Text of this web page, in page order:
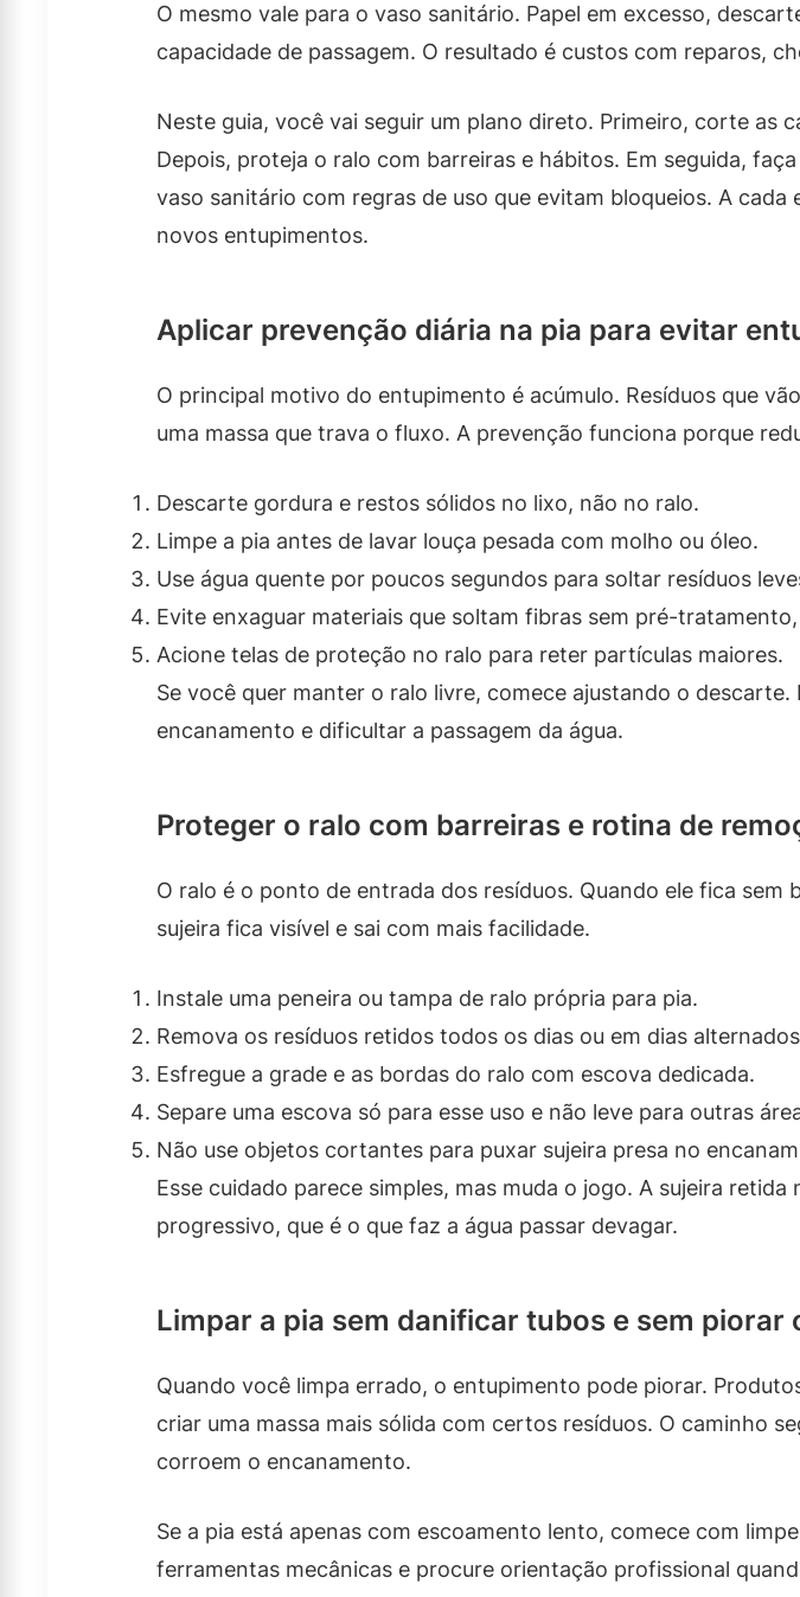
O mesmo vale para o vaso sanitário. Papel em excesso,
capacidade de passagem. O resultado é custos com reparos,
Neste guia, você vai seguir um plano direto. Primeiro, corte as
Depois, proteja o ralo com barreiras e hábitos. Em seguida,
vaso sanitário com regras de uso que evitam bloqueios. A
novos entupimentos.
Aplicar prevenção diária na pia para evitar
O principal motivo do entupimento é acúmulo. Resíduos que
uma massa que trava o fluxo. A prevenção funciona porque
Descarte gordura e restos sólidos no lixo, não no ralo.
Limpe a pia antes de lavar louça pesada com molho ou óleo.
Use água quente por poucos segundos para soltar resíduos
Evite enxaguar materiais que soltam fibras sem pré-
Acione telas de proteção no ralo para reter partículas maiores.
Se você quer manter o ralo livre, comece ajustando o
encanamento e dificultar a passagem da água.
Proteger o ralo com barreiras e rotina de
O ralo é o ponto de entrada dos resíduos. Quando ele fica
sujeira fica visível e sai com mais facilidade.
Instale uma peneira ou tampa de ralo própria para pia.
Remova os resíduos retidos todos os dias ou em dias
Esfregue a grade e as bordas do ralo com escova dedicada.
Separe uma escova só para esse uso e não leve para outras
Não use objetos cortantes para puxar sujeira presa no
Esse cuidado parece simples, mas muda o jogo. A sujeira
progressivo, que é o que faz a água passar devagar.
Limpar a pia sem danificar tubos e sem piorar
Quando você limpa errado, o entupimento pode piorar.
criar uma massa mais sólida com certos resíduos. O caminho
corroem o encanamento.
Se a pia está apenas com escoamento lento, comece com
ferramentas mecânicas e procure orientação profissional